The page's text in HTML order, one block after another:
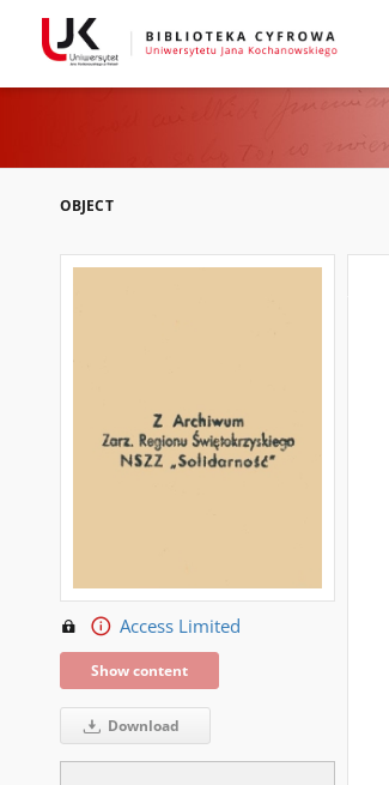
OBJECT
Access Limited
Show content
Download